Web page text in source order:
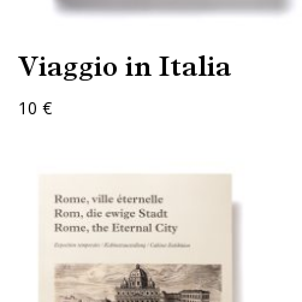
Viaggio in Italia
10 €